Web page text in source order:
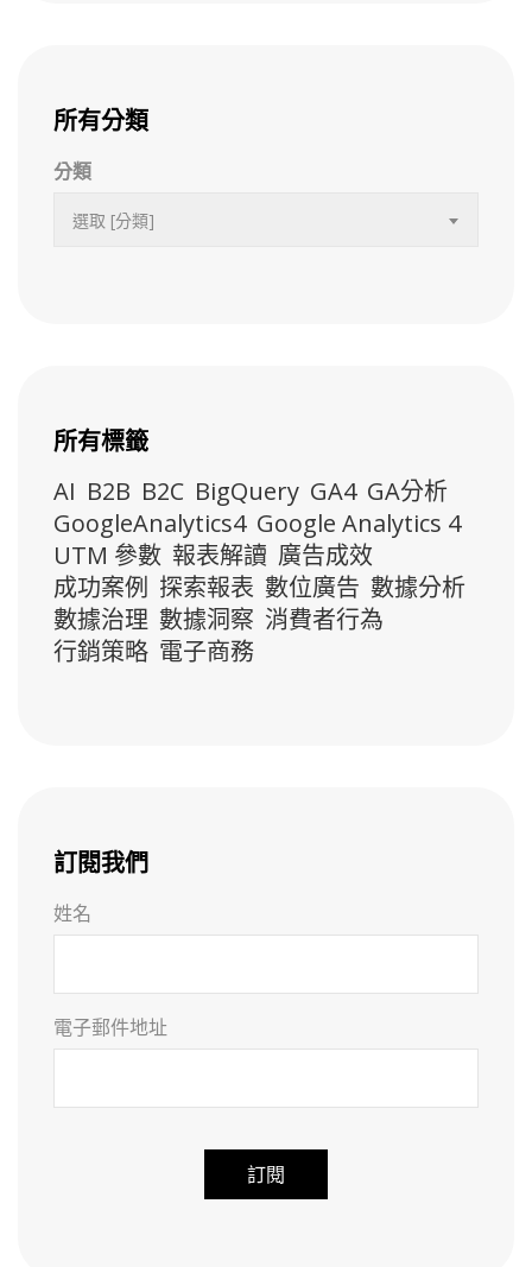
所有分類
分類
選取 [分類]
所有標籤
AI B2B B2C BigQuery GA4 GA分析
GoogleAnalytics4 Google Analytics 4
UTM 參數 報表解讀 廣告成效
成功案例 探索報表 數位廣告 數據分析
數據治理 數據洞察 消費者行為
行銷策略 電子商務
訂閱我們
姓名
電子郵件地址